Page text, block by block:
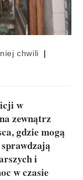
chwili
w
zewnątrz
gdzie mogą
i
w czasie